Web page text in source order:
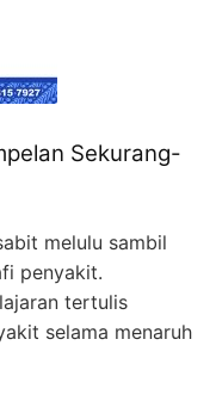
Sekurang-
melulu sambil
penyakit.
tertulis
selama menaruh